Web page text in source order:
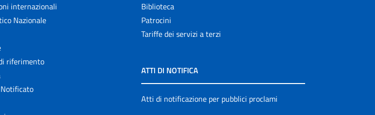
internazionali
Nazionale
riferimento
Biblioteca
Patrocini
Tariffe dei servizi a terzi
ATTI DI NOTIFICA
Atti di notificazione per pubblici proclami